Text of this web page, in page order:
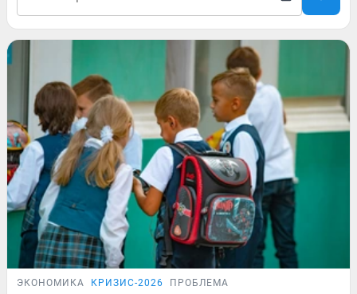
ЭКОНОМИКА КРИЗИС-2026 ПРОБЛЕМА